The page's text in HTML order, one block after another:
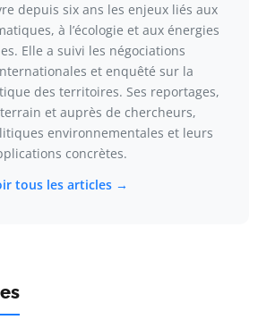
depuis six ans les enjeux liés aux
à l’écologie et aux énergies
Elle a suivi les négociations
et enquêté sur la
des territoires. Ses reportages,
et auprès de chercheurs,
environnementales et leurs
concrètes.
tous les articles →